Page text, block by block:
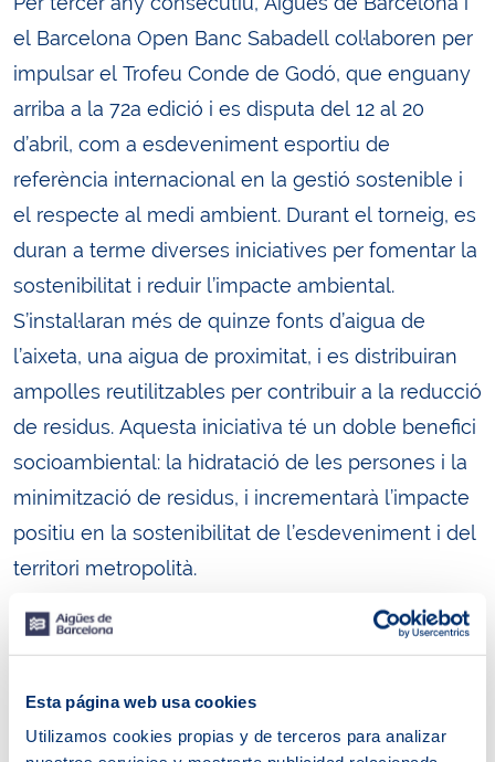
Esta página web usa cookies
Utilizamos cookies propias y de terceros para analizar
el Barcelona Open Banc Sabadell col·laboren per
impulsar el Trofeu Conde de Godó, que enguany
arriba a la 72a edició i es disputa del 12 al 20
d’abril, com a esdeveniment esportiu de
referència internacional en la gestió sostenible i
el respecte al medi ambient. Durant el torneig, es
duran a terme diverses iniciatives per fomentar la
sostenibilitat i reduir l’impacte ambiental.
S’instal·laran més de quinze fonts d’aigua de
l’aixeta, una aigua de proximitat, i es distribuiran
ampolles reutilitzables per contribuir a la reducció
de residus. Aquesta iniciativa té un doble benefici
socioambiental: la hidratació de les persones i la
minimització de residus, i incrementarà l’impacte
positiu en la sostenibilitat de l’esdeveniment i del
territori metropolità.
A més, Aigües de Barcelona col·laborarà un any
més en el càlcul de la petjada de carboni i de la
petjada hídrica, per seguir implementant de
manera rigorosa el Pla de sostenibilitat iniciat en